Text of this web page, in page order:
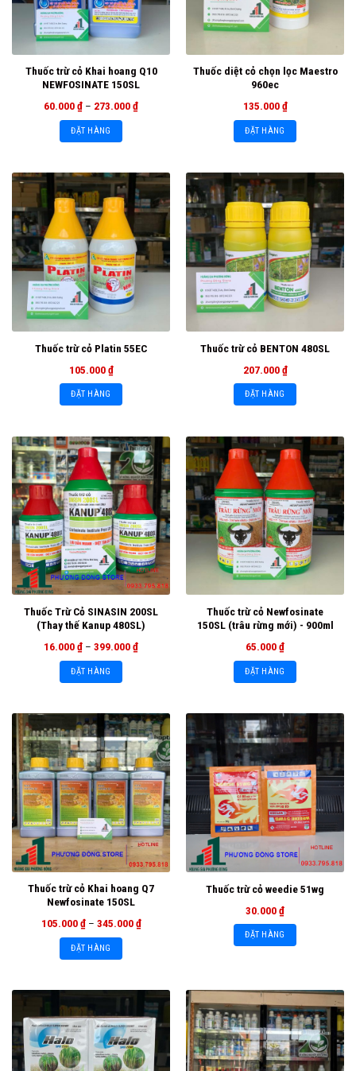
Thuốc trừ cỏ Khai hoang Q10
NEWFOSINATE 150SL
60.000₫ – 273.000₫
ĐẶT HÀNG
Thuốc diệt cỏ chọn lọc Maestro
960ec
135.000₫
ĐẶT HÀNG
Thuốc trừ cỏ Platin 55EC
105.000₫
ĐẶT HÀNG
Thuốc trừ cỏ BENTON 480SL
207.000₫
ĐẶT HÀNG
Thuốc Trừ Cỏ SINASIN 200SL
(Thay thế Kanup 480SL)
16.000₫ – 399.000₫
ĐẶT HÀNG
Thuốc trừ cỏ Newfosinate
150SL (trâu rừng mới) - 900ml
65.000₫
ĐẶT HÀNG
Thuốc trừ cỏ Khai hoang Q7
Newfosinate 150SL
105.000₫ – 345.000₫
ĐẶT HÀNG
Thuốc trừ cỏ weedie 51wg
30.000₫
ĐẶT HÀNG